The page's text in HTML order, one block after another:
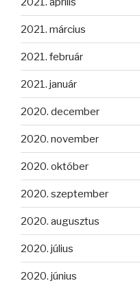
2021. március
2021. február
2021. január
2020. december
2020. november
2020. október
2020. szeptember
2020. augusztus
2020. július
2020. június